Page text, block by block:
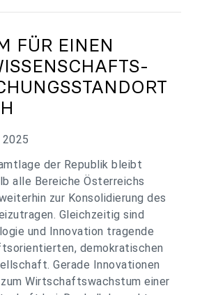
FÜR EINEN
der Republik bleibt
alle Bereiche Österreichs
zur Konsolidierung des
Gleichzeitig sind
und Innovation tragende
demokratischen
Gerade Innovationen
Wirtschaftswachstum einer